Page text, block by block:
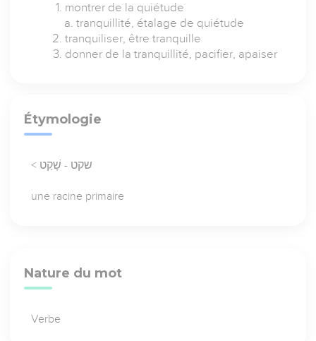
montrer de la quiétude
tranquillité, étalage de quiétude
tranquiliser, être tranquille
donner de la tranquillité, pacifier, apaiser
Étymologie
< שקט - שָׁקַט
une racine primaire
Nature du mot
Verbe